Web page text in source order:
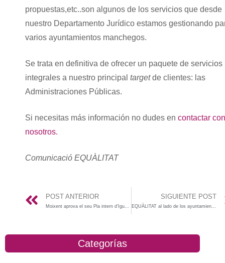
propuestas,etc..son algunos de los servicios que desde
nuestro Departamento Jurídico estamos gestionando
varios ayuntamientos manchegos.
Se trata en definitiva de ofrecer un paquete de servicios
integrales a nuestro principal targetde clientes: las
Administraciones Públicas.
Si necesitas más información no dudes en contactar con
nosotros.
Comunicació EQUÀLITAT
POST ANTERIOR
Moixent aprova el seu Pla intern d’Igualtat per unanimitat
SIGUIENTE POST
EQUÀLITAT al lado de los ayuntamientos en la era post-Covid19
Categorías